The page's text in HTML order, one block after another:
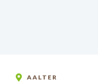
AALTER